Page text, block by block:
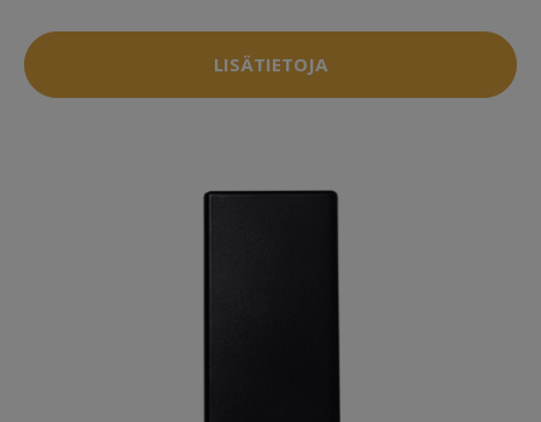
LISÄTIETOJA